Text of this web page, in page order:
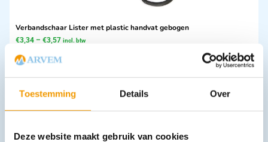
Toestemming Details Over
Deze website maakt gebruik van cookies
Verbandschaar Lister met plastic handvat gebogen
€3,34 – €3,57 incl. btw
2.76 excl. btw
Leverbaar